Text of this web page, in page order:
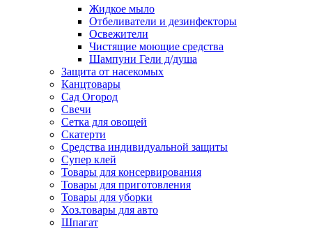
Жидкое мыло
Отбеливатели и дезинфекторы
Освежители
Чистящие моющие средства
Шампуни Гели д/душа
Защита от насекомых
Канцтовары
Сад Огород
Свечи
Сетка для овощей
Скатерти
Средства индивидуальной защиты
Супер клей
Товары для консервирования
Товары для приготовления
Товары для уборки
Хоз.товары для авто
Шпагат